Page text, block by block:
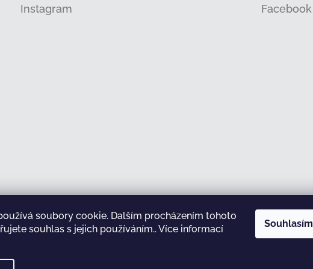
soubory cookie. Dalším procházením tohoto
souhlas s jejich používáním.. Více informací
Souhlasím
Instagram
Sledovat na Instagramu
Facebook